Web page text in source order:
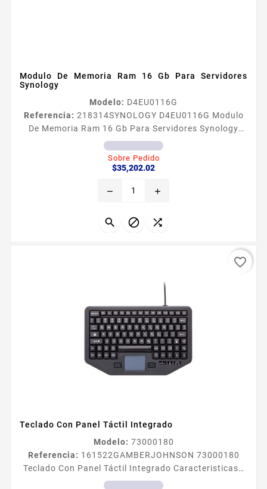
Modulo De Memoria Ram 16 Gb Para Servidores
Synology
Modelo: D4EU0116G
Referencia: 218314SYNOLOGY D4EU0116G Modulo
De Memoria Ram 16 Gb Para Servidores Synology
Modulo de memoria RAM de 16GB La capacidad de
memoria RAM se puede ampliar en los servidores NAS
de Synology seleccionados para potenciar el
cargas del sistema Para garantizar una oacuteptima
moacutedulos de memoria RAM...
Sobre Pedido
$35,202.02Precio
remove add
  
Teclado Con Panel Táctil Integrado
Modelo: 73000180
Referencia: 161522GAMBERJOHNSON 73000180
Teclado Con Panel Táctil Integrado Caracteristicasâ
Disentildeado para adaptarse a los sistemas de
favorite_border